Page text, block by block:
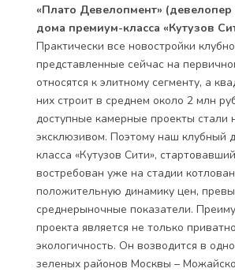
«Плато Девелопмент» (девелопер
дома премиум-класса «Кутузов
Практически все новостройки
представленные сейчас на
относятся к элитному сегменту, а
них строит в среднем около 2 млн
доступные камерные проекты стали
эксклюзивом. Поэтому наш клубный
класса «Кутузов Сити»,
востребован уже на стадии
положительную динамику цен,
среднерыночные показатели.
проекта является не только
экологичность. Он возводится в
зеленых районов Москвы –